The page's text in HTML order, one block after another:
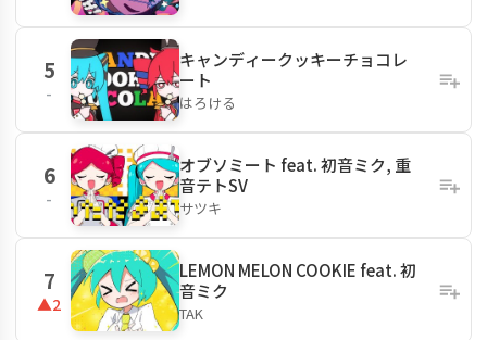
5
-
キャンディークッキーチョコレ
ート
はろける
6
-
オブソミート feat. 初音ミク, 重
音テトSV
サツキ
7
▲2
LEMON MELON COOKIE feat. 初
音ミク
TAK